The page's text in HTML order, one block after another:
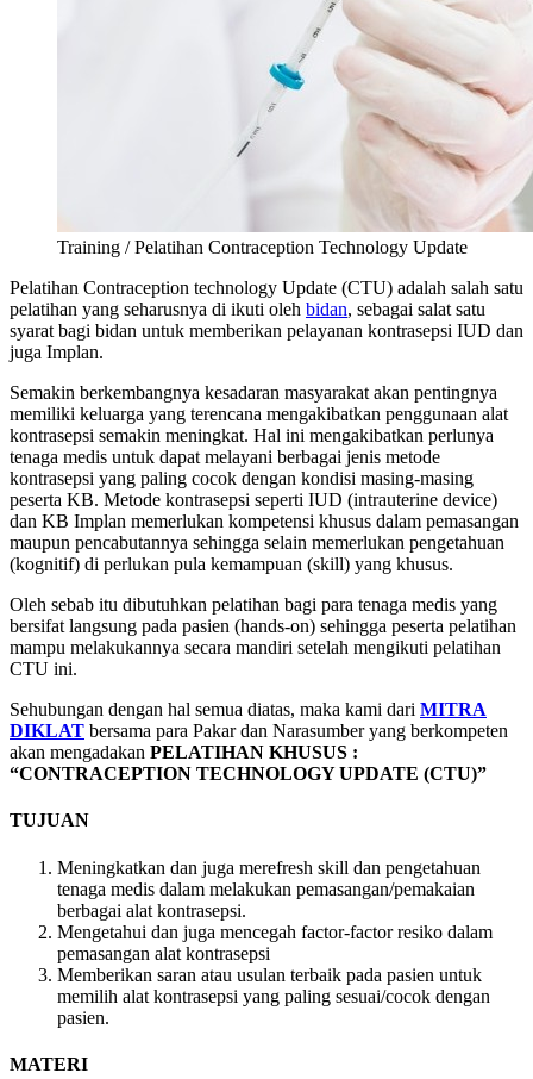
Training / Pelatihan Contraception Technology Update
Pelatihan Contraception technology Update (CTU) adalah salah satu
pelatihan yang seharusnya di ikuti oleh bidan, sebagai salat satu
syarat bagi bidan untuk memberikan pelayanan kontrasepsi IUD dan
juga Implan.
Semakin berkembangnya kesadaran masyarakat akan pentingnya
memiliki keluarga yang terencana mengakibatkan penggunaan alat
kontrasepsi semakin meningkat. Hal ini mengakibatkan perlunya
tenaga medis untuk dapat melayani berbagai jenis metode
kontrasepsi yang paling cocok dengan kondisi masing-masing
peserta KB. Metode kontrasepsi seperti IUD (intrauterine device)
dan KB Implan memerlukan kompetensi khusus dalam pemasangan
maupun pencabutannya sehingga selain memerlukan pengetahuan
(kognitif) di perlukan pula kemampuan (skill) yang khusus.
Oleh sebab itu dibutuhkan pelatihan bagi para tenaga medis yang
bersifat langsung pada pasien (hands-on) sehingga peserta pelatihan
mampu melakukannya secara mandiri setelah mengikuti pelatihan
CTU ini.
Sehubungan dengan hal semua diatas, maka kami dari MITRA
DIKLAT bersama para Pakar dan Narasumber yang berkompeten
akan mengadakan PELATIHAN KHUSUS :
“CONTRACEPTION TECHNOLOGY UPDATE (CTU)”
TUJUAN
Meningkatkan dan juga merefresh skill dan pengetahuan
tenaga medis dalam melakukan pemasangan/pemakaian
berbagai alat kontrasepsi.
Mengetahui dan juga mencegah factor-factor resiko dalam
pemasangan alat kontrasepsi
Memberikan saran atau usulan terbaik pada pasien untuk
memilih alat kontrasepsi yang paling sesuai/cocok dengan
pasien.
MATERI